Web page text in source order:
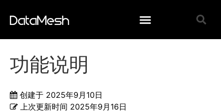
功能说明
创建于 2025年9月10日
上次更新时间 2025年9月16日